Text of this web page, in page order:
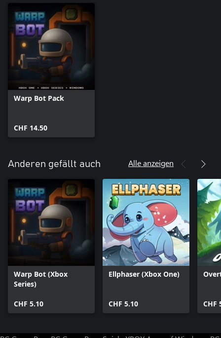
Warp Bot Pack
CHF 14.50
Anderen gefällt auch Alle anzeigen
Warp Bot (Xbox
Series)
CHF 5.10
Ellphaser (Xbox One)
CHF 5.10 CHF